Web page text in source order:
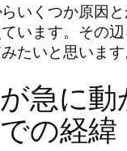
いくつか原因
います。その
たいと思います
急に動
の経緯